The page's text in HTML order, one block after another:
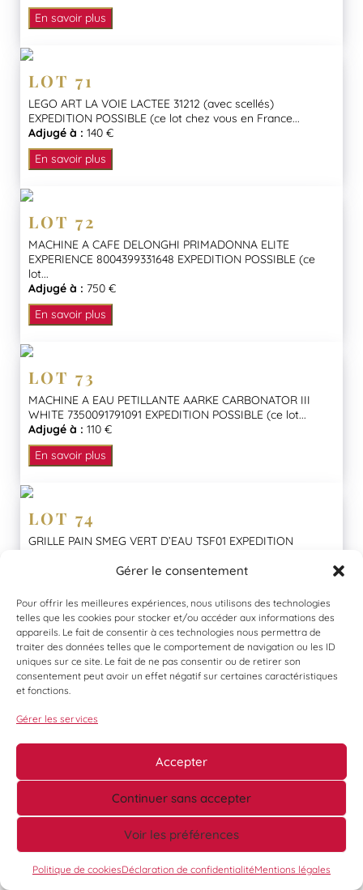
Gérer le consentement
Pour offrir les meilleures expériences, nous utilisons des technologies
telles que les cookies pour stocker et/ou accéder aux informations des
appareils. Le fait de consentir à ces technologies nous permettra de
traiter des données telles que le comportement de navigation ou les ID
uniques sur ce site. Le fait de ne pas consentir ou de retirer son
consentement peut avoir un effet négatif sur certaines caractéristiques
et fonctions.
Gérer les services
Accepter
Continuer sans accepter
Voir les préférences
Politique de cookiesDéclaration de confidentialitéMentions légales
En savoir plus
LOT 71
LEGO ART LA VOIE LACTEE 31212 (avec scellés)
EXPEDITION POSSIBLE (ce lot chez vous en France...
Adjugé à : 140 €
En savoir plus
LOT 72
MACHINE A CAFE DELONGHI PRIMADONNA ELITE
EXPERIENCE 8004399331648 EXPEDITION POSSIBLE (ce
lot...
Adjugé à : 750 €
En savoir plus
LOT 73
MACHINE A EAU PETILLANTE AARKE CARBONATOR III
WHITE 7350091791091 EXPEDITION POSSIBLE (ce lot...
Adjugé à : 110 €
En savoir plus
LOT 74
GRILLE PAIN SMEG VERT D’EAU TSF01 EXPEDITION
En savoir plus
LOT 75
COCOTTE STAUB OVALE 31CM LA MER EXPEDITION
POSSIBLE (ce lot chez vous en France...
8058967093360 EXPEDITION POSSIBLE (ce lot chez vous...
Adjugé à :200 €
En savoir plus